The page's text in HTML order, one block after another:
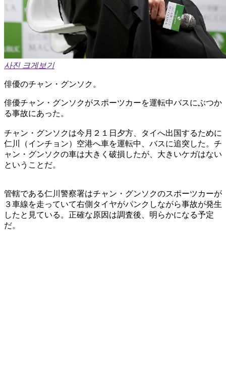
사진 크게보기
俳優のチャン・グンソク。
俳優チャン・グンソクがスポーツカーを運転中バスにぶつか
る事故にあった。
チャン・グンソクは今月２１日夕方、タイへ出国するために
仁川（インチョン）空港へ車を運転中、バスに追突した。チ
ャン・グンソクの車は大きく破損したが、大きいケガはない
ということだ。
管轄である仁川警察署はチャン・グンソクのスポーツカーが
３車線を走っていて右側タイヤがパンクしながら事故が発生
したと見ている。正確な原因は調査後、明らかになる予定
だ。